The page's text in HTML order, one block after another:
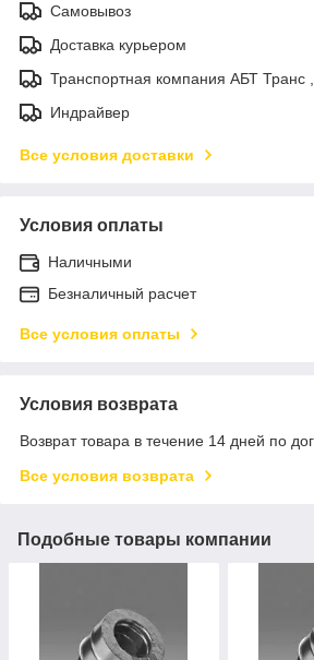
Самовывоз
Доставка курьером
Транспортная компания АБТ Транс
Индрайвер
Все условия доставки
Условия оплаты
Наличными
Безналичный расчет
Все условия оплаты
Условия возврата
Возврат товара в течение 14 дней по
Все условия возврата
Подобные товары компании